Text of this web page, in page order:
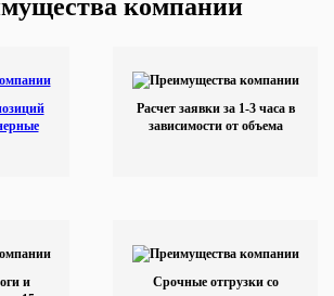
компании
Расчет заявки за 1-3 часа в
зависимости от объема
и
Срочные отгрузки со